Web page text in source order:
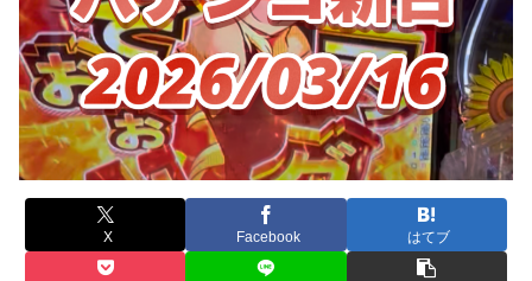
X Facebook はてブ